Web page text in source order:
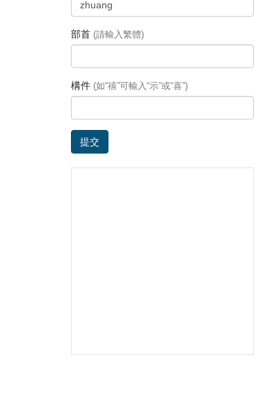
部首 (請輸入繁體)
構件 (如“禧”可輸入“示”或“喜”)
提交